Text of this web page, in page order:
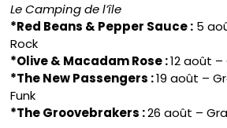
Le Camping de l’île
*Red Beans & Pepper Sauce : 5
Rock
*Olive & Macadam Rose :12 août
*The New Passengers :19 août –
Funk
*The Groovebrakers :26 août –